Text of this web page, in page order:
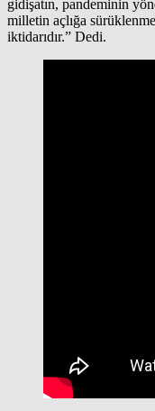
gidişatın, pandeminin
milletin açlığa
iktidarıdır.” Dedi.